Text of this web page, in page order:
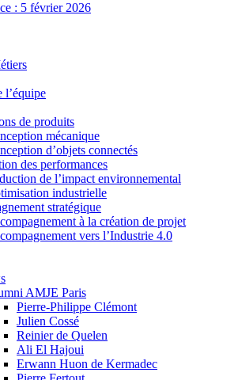
: 5 février 2026
l’équipe
de produits
mécanique
d’objets connectés
des performances
de l’impact environnemental
industrielle
stratégique
à la création de projet
vers l’Industrie 4.0
AMJE Paris
Pierre-Philippe Clémont
Julien Cossé
Reinier de Quelen
Ali El Hajoui
Erwann Huon de Kermadec